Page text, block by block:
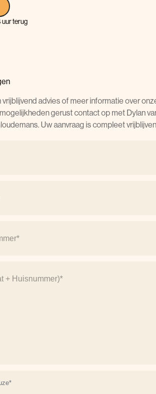
uur terug
advies of meer informatie over
gerust contact op met Dylan
Uw aanvraag is compleet